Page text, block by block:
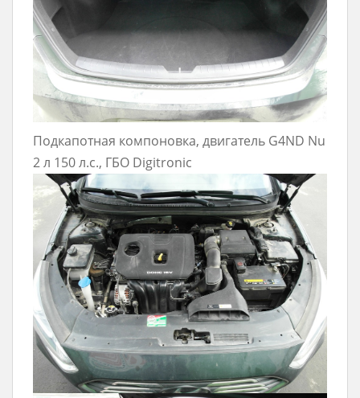
Подкапотная компоновка, двигатель G4ND Nu
2 л 150 л.с., ГБО Digitronic